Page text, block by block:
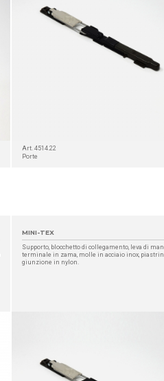
Art. 4514.22
Porte
MINI-TEX
Supporto, blocchetto di collegamento, leva di
terminale in zama, molle in acciaio inox,
giunzione in nylon.